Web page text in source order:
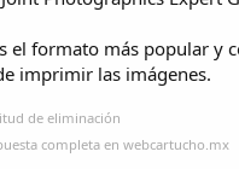
el formato más popular y
imprimir las imágenes.
de eliminación
completa en webcartucho.mx